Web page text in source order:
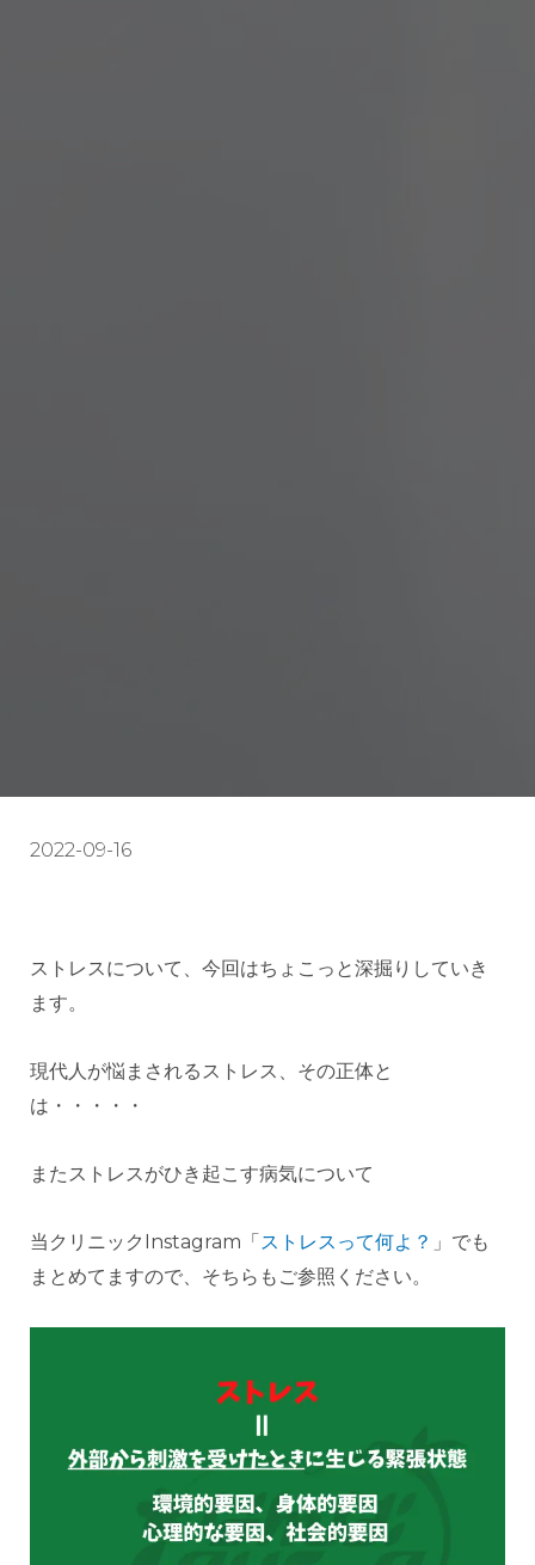
2022-09-16
ストレスについて、今回はちょこっと深掘りしていき
ます。
現代人が悩まされるストレス、その正体と
は・・・・・
またストレスがひき起こす病気について
当クリニックInstagram「ストレスって何よ？ 」でも
まとめてますので、そちらもご参照ください。